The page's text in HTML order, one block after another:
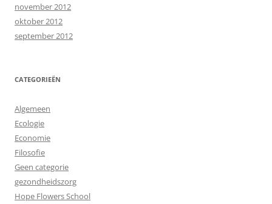
november 2012
oktober 2012
september 2012
CATEGORIEËN
Algemeen
Ecologie
Economie
Filosofie
Geen categorie
gezondheidszorg
Hope Flowers School